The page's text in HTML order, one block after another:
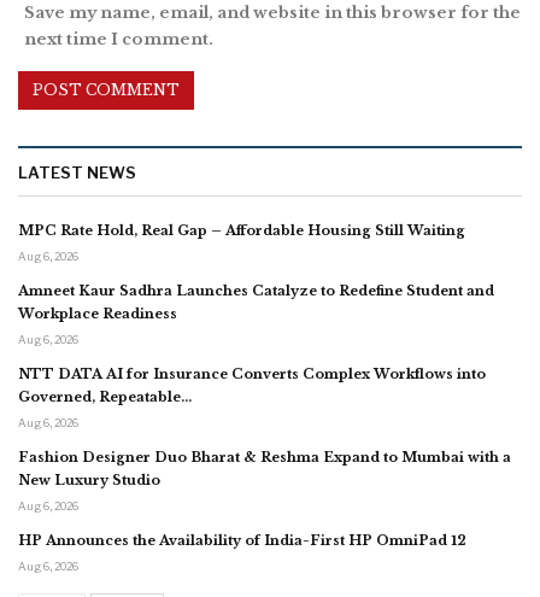
Save my name, email, and website in this browser for the
next time I comment.
LATEST NEWS
MPC Rate Hold, Real Gap – Affordable Housing Still Waiting
Aug 6, 2026
Amneet Kaur Sadhra Launches Catalyze to Redefine Student and
Workplace Readiness
Aug 6, 2026
NTT DATA AI for Insurance Converts Complex Workflows into
Governed, Repeatable…
Aug 6, 2026
Fashion Designer Duo Bharat & Reshma Expand to Mumbai with a
New Luxury Studio
Aug 6, 2026
HP Announces the Availability of India-First HP OmniPad 12
Aug 6, 2026